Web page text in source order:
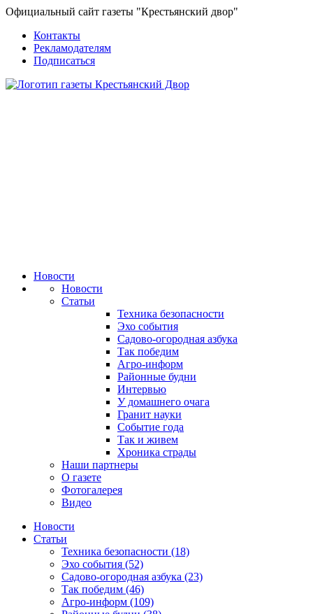
Официальный сайт газеты "Крестьянский двор"
Контакты
Рекламодателям
Подписаться
Новости
Новости
Статьи
Техника безопасности
Эхо события
Садово-огородная азбука
Так победим
Агро-информ
Районные будни
Интервью
У домашнего очага
Гранит науки
Событие года
Так и живем
Хроника страды
Наши партнеры
О газете
Фотогалерея
Видео
Новости
Статьи
Техника безопасности (18)
Эхо события (52)
Садово-огородная азбука (23)
Так победим (46)
Агро-информ (109)